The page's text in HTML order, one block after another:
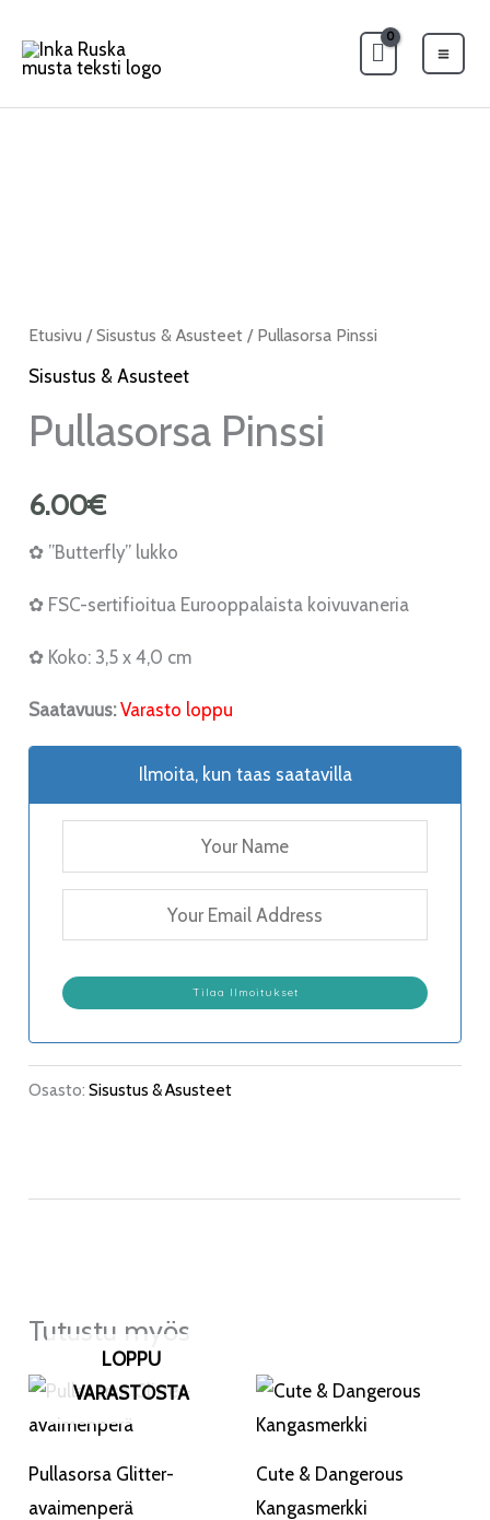
sisältöön
Etusivu /Sisustus & Asusteet / Pullasorsa Pinssi
Sisustus & Asusteet
Pullasorsa Pinssi
6.00€
✿ ”Butterfly” lukko
✿ FSC-sertifioitua Eurooppalaista koivuvaneria
✿ Koko: 3,5 x 4,0 cm
Saatavuus: Varasto loppu
Ilmoita, kun taas saatavilla
Osasto:Sisustus & Asusteet
Tutustu myös
LOPPU
VARASTOSTA
Pullasorsa Glitter-
avaimenperä
Cute & Dangerous
Kangasmerkki